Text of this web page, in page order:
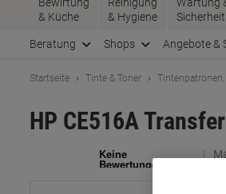
& Küche
& Hygiene
Sicherheit
Beratung Shops Angebote &
Startseite Tinte & Toner
HP CE516A